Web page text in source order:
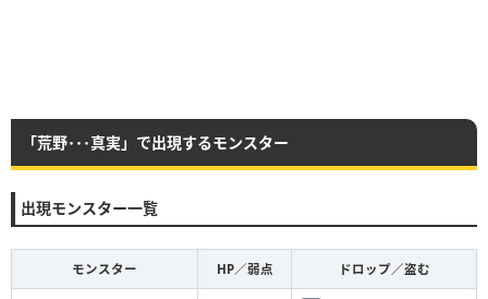
「荒野･･･真実」で出現するモンスター
出現モンスター一覧
モンスター HP／弱点 ドロップ／盗む